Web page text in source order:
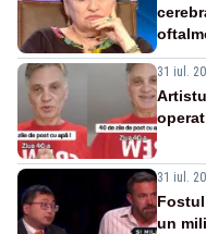
31 iul.
31 iul.
un